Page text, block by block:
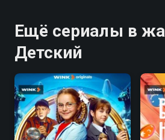
Ещё сериалы в
Детский